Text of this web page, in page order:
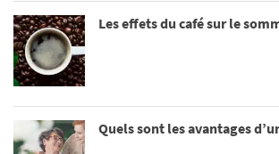
Les effets du café sur le
Quels sont les avantages